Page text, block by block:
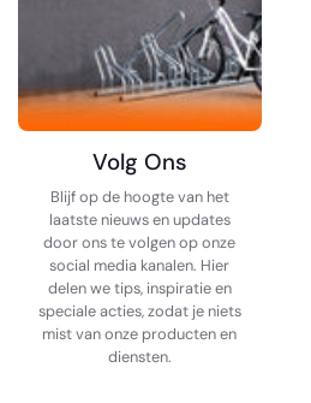
Volg Ons
Blijf op de hoogte van het
laatste nieuws en updates
door ons te volgen op onze
social media kanalen. Hier
delen we tips, inspiratie en
speciale acties, zodat je niets
mist van onze producten en
diensten.